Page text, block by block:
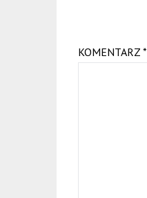
KOMENTARZ*